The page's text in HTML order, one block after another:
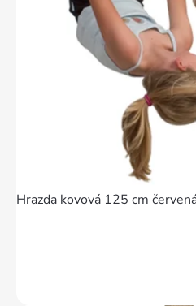
Hrazda kovová 125 cm